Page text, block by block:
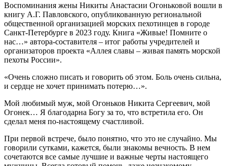
Воспоминания жены Никиты Анастасии Огоньковой вошли в
книгу А.Г. Павловского, опубликованную региональной
общественной организацией морских пехотинцев в городе
Санкт-Петербурге в 2023 году. Книга «Живые! Помните о
нас…» автора-составителя – итог работы учредителей и
организаторов проекта «Аллея славы – живая память морской
пехоты России».
«Очень сложно писать и говорить об этом. Боль очень сильна,
и сердце не хочет принимать потерю…».
Мой любимый муж, мой Огоньков Никита Сергеевич, мой
Огонек… Я благодарна Богу за то, что встретила его. Он
сделал меня по-настоящему счастливой.
При первой встрече, было понятно, что это не случайно. Мы
говорили сутками, кажется, были знакомы вечность. В нем
сочетаются все самые лучшие и важные черты настоящего